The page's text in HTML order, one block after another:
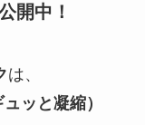
開中！
は、
ッと凝縮）